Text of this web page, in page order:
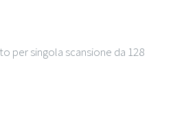
per singola scansione da 128